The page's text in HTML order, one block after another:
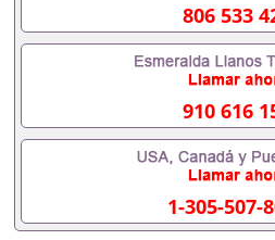
内找工作假的毕业证可以用吗
成绩单可以办学历认证吗
办理什么材料551190476入职
证会查吗551190476入职国企/
料551190476办理假毕业证在
毕业证怎么办, 毕业证丢了怎么
办理毕业证,没毕业可以办学历
途辍学、挂科而没有正常毕业
递交材料不齐而被拒之门外
常毕业而导致回国得不到教育
读了,成绩不理想毕不了业怎么
806 533
910 616
1-305-507-